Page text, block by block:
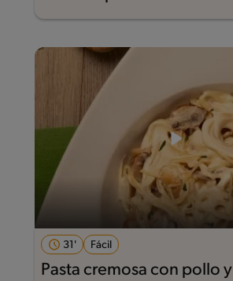
31' Fácil
Pasta cremosa con pollo y